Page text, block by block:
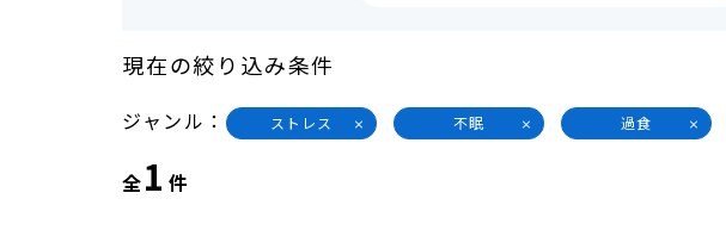
現在の絞り込み条件
ジャンル ストレス 不眠 過食
全1 件